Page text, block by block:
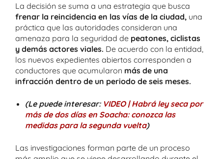
La decisión se suma a una estrategia que busca
frenar la reincidencia en las vías de la ciudad, una
práctica que las autoridades consideran una
amenaza para la seguridad de peatones, ciclistas
y demás actores viales. De acuerdo con la entidad,
los nuevos expedientes abiertos corresponden a
conductores que acumularon más de una
infracción dentro de un periodo de seis meses.
(Le puede interesar: VIDEO | Habrá ley seca por
más de dos días en Soacha: conozca las
medidas para la segunda vuelta)
Las investigaciones forman parte de un proceso